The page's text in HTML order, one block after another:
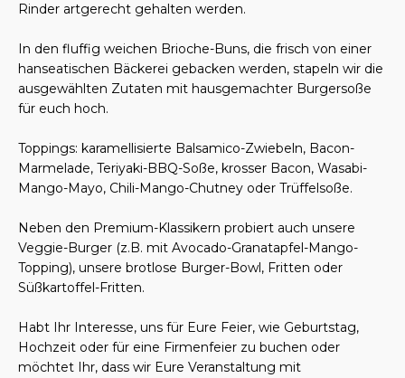
Rinder artgerecht gehalten werden.
In den fluffig weichen Brioche-Buns, die frisch von einer
hanseatischen Bäckerei gebacken werden, stapeln wir die
ausgewählten Zutaten mit hausgemachter Burgersoße
für euch hoch.
Toppings: karamellisierte Balsamico-Zwiebeln, Bacon-
Marmelade, Teriyaki-BBQ-Soße, krosser Bacon, Wasabi-
Mango-Mayo, Chili-Mango-Chutney oder Trüffelsoße.
Neben den Premium-Klassikern probiert auch unsere
Veggie-Burger (z.B. mit Avocado-Granatapfel-Mango-
Topping), unsere brotlose Burger-Bowl, Fritten oder
Süßkartoffel-Fritten.
Habt Ihr Interesse, uns für Eure Feier, wie Geburtstag,
Hochzeit oder für eine Firmenfeier zu buchen oder
möchtet Ihr, dass wir Eure Veranstaltung mit